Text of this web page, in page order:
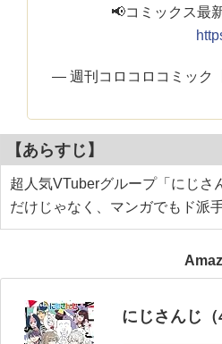
📢コミックス最
— 週刊コロコロコミック
【あらすじ】
超人気VTuberグループ「にじさ
だけじゃなく、マンガでもド派
にじさんじ（